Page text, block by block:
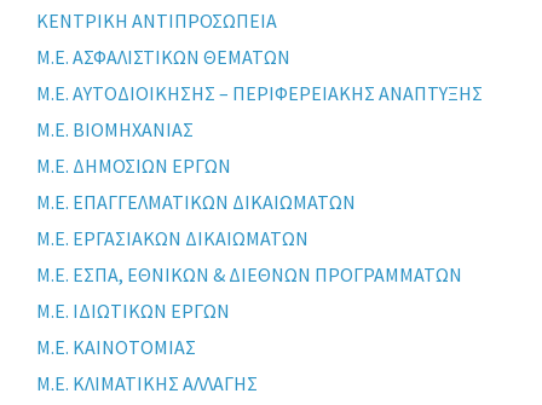
ΚΕΝΤΡΙΚΗ ΑΝΤΙΠΡΟΣΩΠΕΙΑ
Μ.Ε. ΑΣΦΑΛΙΣΤΙΚΩΝ ΘΕΜΑΤΩΝ
Μ.Ε. ΑΥΤΟΔΙΟΙΚΗΣΗΣ – ΠΕΡΙΦΕΡΕΙΑΚΗΣ ΑΝΑΠΤΥΞΗΣ
Μ.Ε. ΒΙΟΜΗΧΑΝΙΑΣ
Μ.Ε. ΔΗΜΟΣΙΩΝ ΕΡΓΩΝ
Μ.Ε. ΕΠΑΓΓΕΛΜΑΤΙΚΩΝ ΔΙΚΑΙΩΜΑΤΩΝ
Μ.Ε. ΕΡΓΑΣΙΑΚΩΝ ΔΙΚΑΙΩΜΑΤΩΝ
Μ.Ε. ΕΣΠΑ, ΕΘΝΙΚΩΝ & ΔΙΕΘΝΩΝ ΠΡΟΓΡΑΜΜΑΤΩΝ
Μ.Ε. ΙΔΙΩΤΙΚΩΝ ΕΡΓΩΝ
Μ.Ε. ΚΑΙΝΟΤΟΜΙΑΣ
Μ.Ε. ΚΛΙΜΑΤΙΚΗΣ ΑΛΛΑΓΗΣ